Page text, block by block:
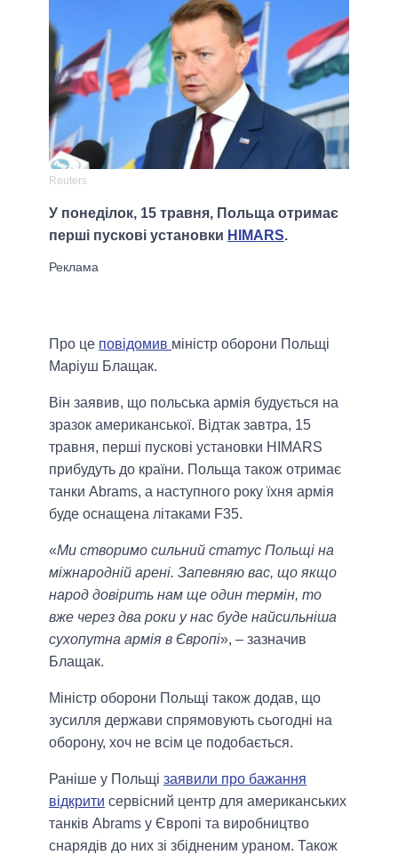
Reuters
У понеділок, 15 травня, Польща отримає
перші пускові установки HIMARS.
Про це повідомив міністр оборони Польщі
Маріуш Блащак.
Він заявив, що польська армія будується на
зразок американської. Відтак завтра, 15
травня, перші пускові установки HIMARS
прибудуть до країни. Польща також отримає
танки Abrams, а наступного року їхня армія
буде оснащена літаками F35.
«Ми створимо сильний статус Польщі на
міжнародній арені. Запевняю вас, що якщо
народ довірить нам ще один термін, то
вже через два роки у нас буде найсильніша
сухопутна армія в Європі», – зазначив
Блащак.
Міністр оборони Польщі також додав, що
зусилля держави спрямовують сьогодні на
оборону, хоч не всім це подобається.
Раніше у Польщі заявили про бажання
відкрити сервісний центр для американських
танків Abrams у Європі та виробництво
снарядів до них зі збідненим ураном. Також